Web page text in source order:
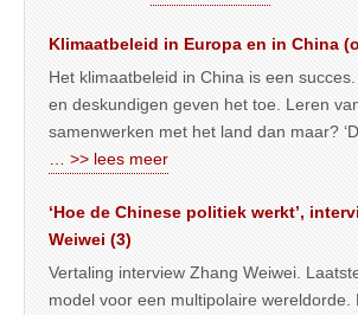
Klimaatbeleid in Europa en in China
Het klimaatbeleid in China is een
en deskundigen geven het toe. Leren
samenwerken met het land dan maar?
… >> lees meer
‘Hoe de Chinese politiek werkt’,
Weiwei (3)
Vertaling interview Zhang Weiwei.
model voor een multipolaire